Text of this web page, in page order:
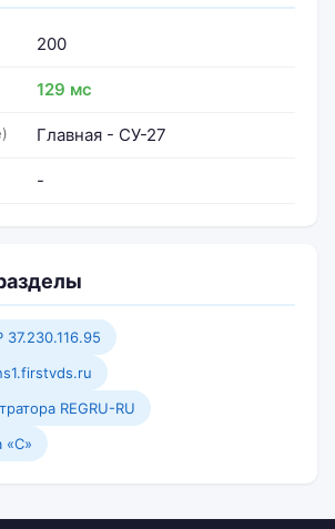
200
129 мс
Главная - СУ-27
-
37.230.116.95
REGRU-RU